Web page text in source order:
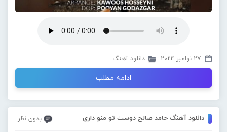
27 نوامبر 2024 دانلود آهنگ
ادامه مطلب
دانلود آهنگ حامد صالح دوست تو منو داری بدون نظر